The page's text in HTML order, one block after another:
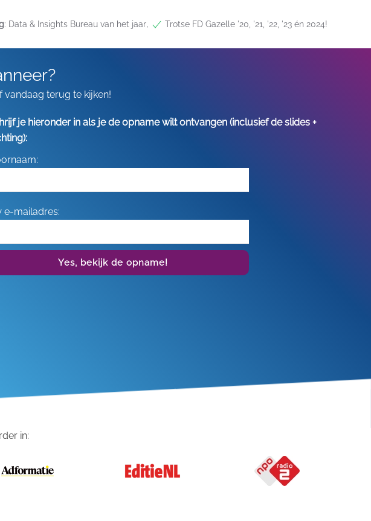
: Data & Insights Bureau van het jaar, Trotse FD Gazelle '20, '21, '22, '23 én 2024!
vandaag terug te kijken!
je hieronder in als je de opname wilt ontvangen (inclusief de slides +
e-mailadres:
Yes, bekijk de opname!
in: